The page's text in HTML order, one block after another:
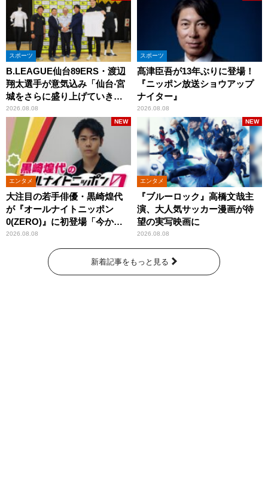
スポーツ
B.LEAGUE仙台89ERS・渡辺
翔太選手が意気込み「仙台‧宮
城をさらに盛り上げていきた
いです」
2026.08.08
スポーツ
髙津臣吾が13年ぶりに登場！
『ニッポン放送ショウアップ
ナイター』
2026.08.08
エンタメ
大注目の若手俳優・黒崎煌代
が『オールナイトニッポン
0(ZERO)』に初登場「今から
とてもワクワクしておりま
2026.08.08
NEW
エンタメ
『ブルーロック』高橋文哉主
演、大人気サッカー漫画が待
望の実写映画に
2026.08.08
NEW
新着記事をもっと見る